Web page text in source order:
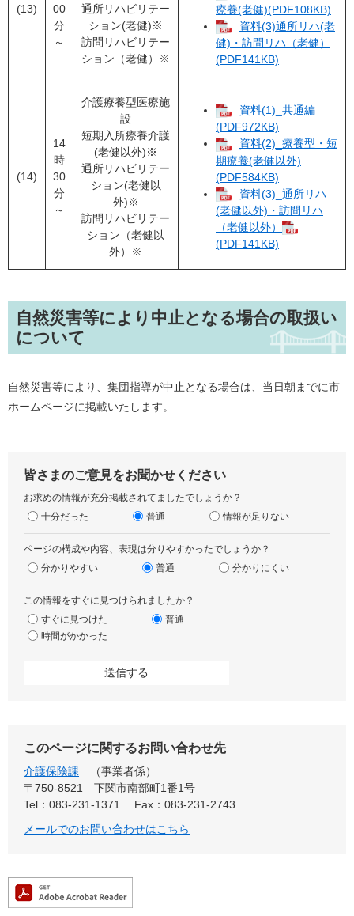
(13)
00
分
～
通所リハビリテー
ション(老健)※
訪問リハビリテー
ション（老健）※
療養(老健)(PDF108KB)
資料(3)通所リハ(老
健)・訪問リハ（老健）
(PDF141KB)
(14)
14
時
30
分
～
介護療養型医療施
設
短期入所療養介護
(老健以外)※
通所リハビリテー
ション(老健以
外)※
訪問リハビリテー
ション（老健以
外）※
資料(1)_共通編
(PDF972KB)
資料(2)_療養型・短
期療養(老健以外)
(PDF584KB)
資料(3)_通所リハ
(老健以外)・訪問リハ
（老健以外）
(PDF141KB)
自然災害等により中止となる場合の取扱い
について
自然災害等により、集団指導が中止となる場合は、当日朝までに市
ホームページに掲載いたします。
皆さまのご意見をお聞かせください
お求めの情報が充分掲載されてましたでしょうか？
十分だった
普通 情報が足りない
ページの構成や内容、表現は分りやすかったでしょうか？
分かりやすい
普通 分かりにくい
この情報をすぐに見つけられましたか？
すぐに見つけた
普通
時間がかかった
このページに関するお問い合わせ先
介護保険課
事業者係
〒750-8521
下関市南部町1番1号
Tel：083-231-1371
Fax：083-231-2743
メールでのお問い合わせはこちら